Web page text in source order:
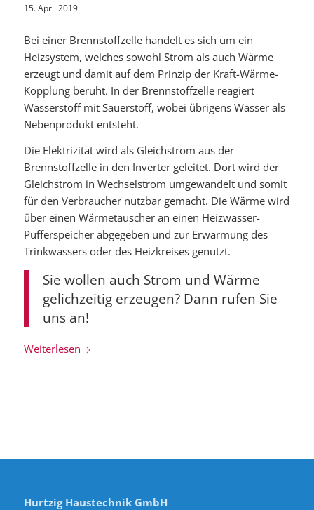
15. April 2019
Bei einer Brennstoffzelle handelt es sich um ein
Heizsystem, welches sowohl Strom als auch Wärme
erzeugt und damit auf dem Prinzip der Kraft-Wärme-
Kopplung beruht. In der Brennstoffzelle reagiert
Wasserstoff mit Sauerstoff, wobei übrigens Wasser als
Nebenprodukt entsteht.
Die Elektrizität wird als Gleichstrom aus der
Brennstoffzelle in den Inverter geleitet. Dort wird der
Gleichstrom in Wechselstrom umgewandelt und somit
für den Verbraucher nutzbar gemacht. Die Wärme wird
über einen Wärmetauscher an einen Heizwasser-
Pufferspeicher abgegeben und zur Erwärmung des
Trinkwassers oder des Heizkreises genutzt.
Sie wollen auch Strom und Wärme
gelichzeitig erzeugen? Dann rufen Sie
uns an!
Weiterlesen
Hurtzig Haustechnik GmbH